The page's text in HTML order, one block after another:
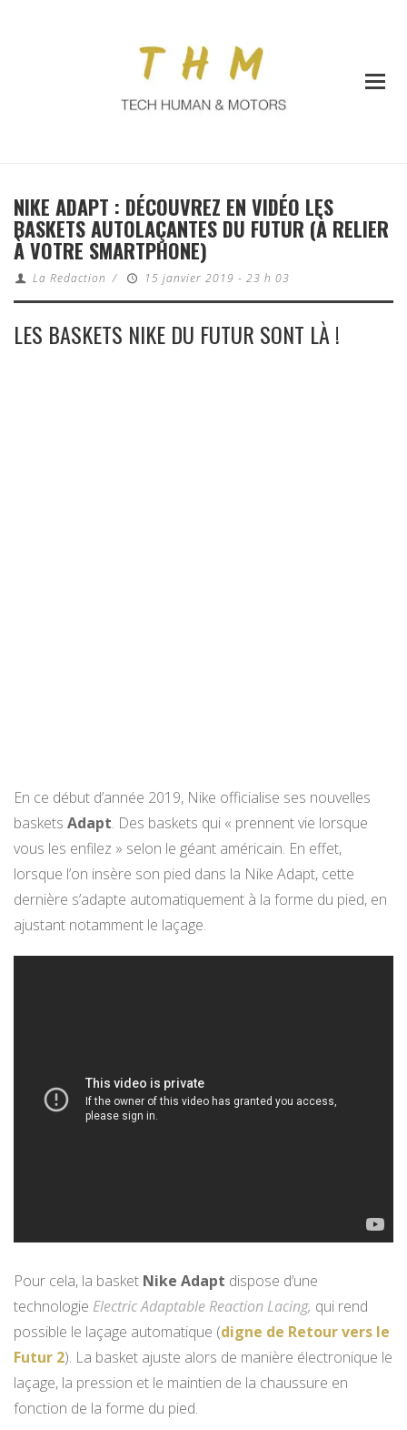
NIKE ADAPT : DÉCOUVREZ EN VIDÉO LES
BASKETS AUTOLAÇANTES DU FUTUR (À RELIER
À VOTRE SMARTPHONE)
La Redaction / 15 janvier 2019 - 23 h 03
LES BASKETS NIKE DU FUTUR SONT LÀ !
En ce début d’année 2019, Nike officialise ses nouvelles
baskets Adapt. Des baskets qui « prennent vie lorsque
vous les enfilez » selon le géant américain. En effet,
lorsque l’on insère son pied dans la Nike Adapt, cette
dernière s’adapte automatiquement à la forme du pied, en
ajustant notamment le laçage.
Pour cela, la basket Nike Adapt dispose d’une
technologie Electric Adaptable Reaction Lacing, qui rend
possible le laçage automatique (digne de Retour vers le
Futur 2). La basket ajuste alors de manière électronique le
laçage, la pression et le maintien de la chaussure en
fonction de la forme du pied.